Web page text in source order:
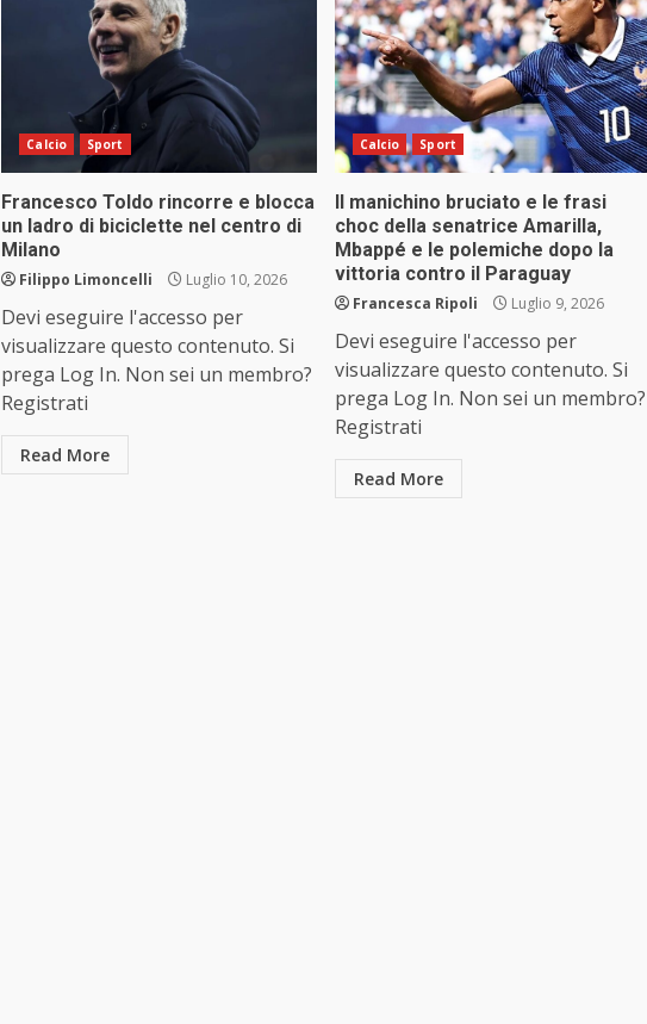
Calcio Sport
Francesco Toldo rincorre e blocca
un ladro di biciclette nel centro di
Milano
Filippo Limoncelli Luglio 10, 2026
Devi eseguire l'accesso per
visualizzare questo contenuto. Si
prega Log In. Non sei un membro?
Registrati
Read More
Calcio Sport
Il manichino bruciato e le frasi
choc della senatrice Amarilla,
Mbappé e le polemiche dopo la
vittoria contro il Paraguay
Francesca Ripoli Luglio 9, 2026
Devi eseguire l'accesso per
visualizzare questo contenuto. Si
prega Log In. Non sei un membro?
Registrati
Read More